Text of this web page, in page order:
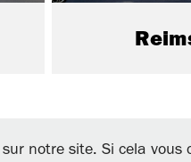
notre site. Si cela